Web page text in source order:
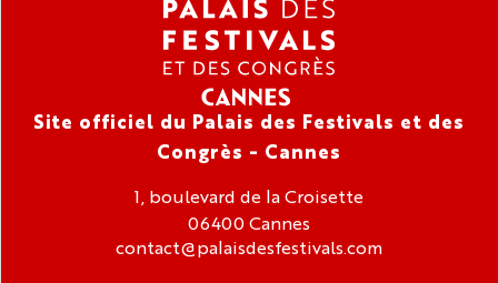
Site officiel du Palais des Festivals et des
Congrès - Cannes
1, boulevard de la Croisette
06400 Cannes
contact@palaisdesfestivals.com